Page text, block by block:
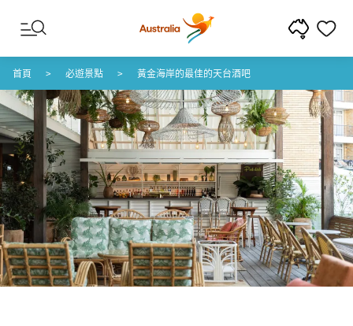
跳至內容
跳至頁尾導覽
首頁 必遊景點 黃金海岸的最佳的天台酒吧